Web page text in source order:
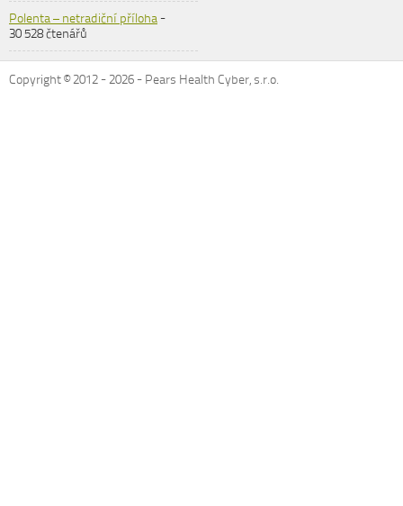
Polenta – netradiční příloha-
30 528 čtenářů
Copyright © 2012 -2026 - Pears Health Cyber, s.r.o.